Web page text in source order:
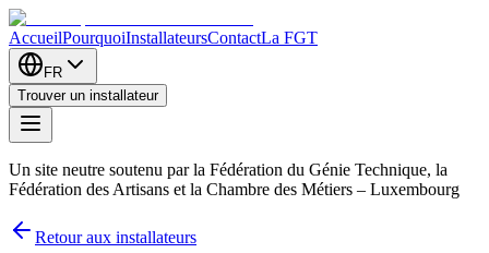
AccueilPourquoiInstallateursContactLa FGT
FR
Trouver un installateur
Un site neutre soutenu par la Fédération du Génie Technique, la
Fédération des Artisans et la Chambre des Métiers – Luxembourg
Retour aux installateurs